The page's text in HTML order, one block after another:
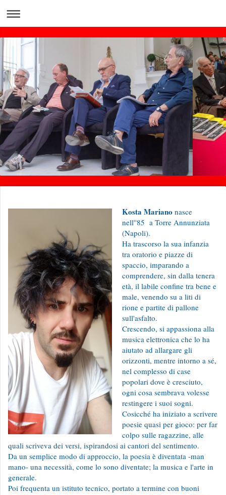
Kosta Mariano nasce
nell''85 a Torre Annunziata
(Napoli).
Ha trascorso la sua infanzia
tra oratorio e piazze di
spaccio, imparando a
comprendere, sin dalla tenera
età, il labile confine tra bene e
male, venendo su a liti di
rione e partite di pallone
sull'asfalto.
Crescendo, si appassiona alla
musica elettronica che lo ha
aiutato ad allargare gli
orizzonti, mentre intorno a sé,
nel complesso di case
popolari dove è cresciuto,
ogni cosa sembrava volesse
restingere i suoi sogni.
Cosicché ha iniziato a scrivere
poesie quasi per gioco: per far
colpo sulle ragazzine, alle
quali scriveva dei versi, ispirandosi ai cantori del sentimento.
Da un semplice modo di approccio, la poesia è diventata -man
mano- una necessità, come lo sono diventate; la musica e l'arte in
generale.
Poi frequenta un istituto tecnico, portato a termine con buoni